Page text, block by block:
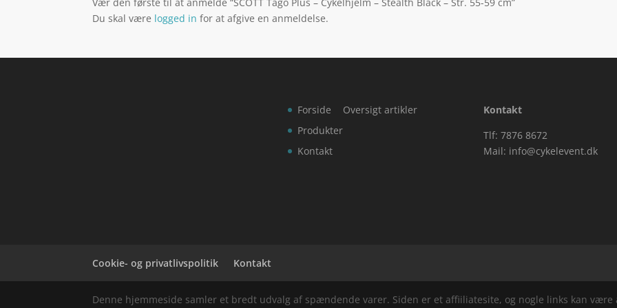
Du skal være logged in for at afgive en anmeldelse.
Forside
Produkter
Kontakt
Oversigt artikler
Kontakt
Tlf: 7876 8672
Mail: info@cykelevent.dk
Cookie- og privatlivspolitik Kontakt
Denne hjemmeside samler et bredt udvalg af spændende varer. Siden er et affiiliatesite, og nogle links kan være